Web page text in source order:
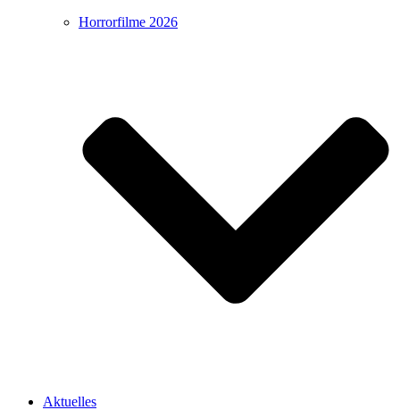
Horrorfilme 2026
Aktuelles